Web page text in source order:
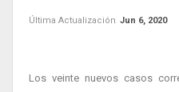
Última Actualización Jun 6, 2020
Los veinte nuevos casos